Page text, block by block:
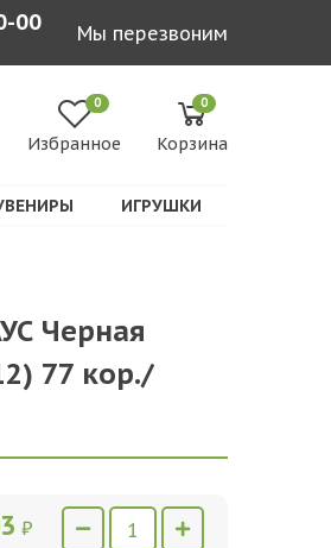
00 Мы перезвоним
0
Избранное
0
Корзина
ИГРУШКИ
Черная
77 кор./
₽